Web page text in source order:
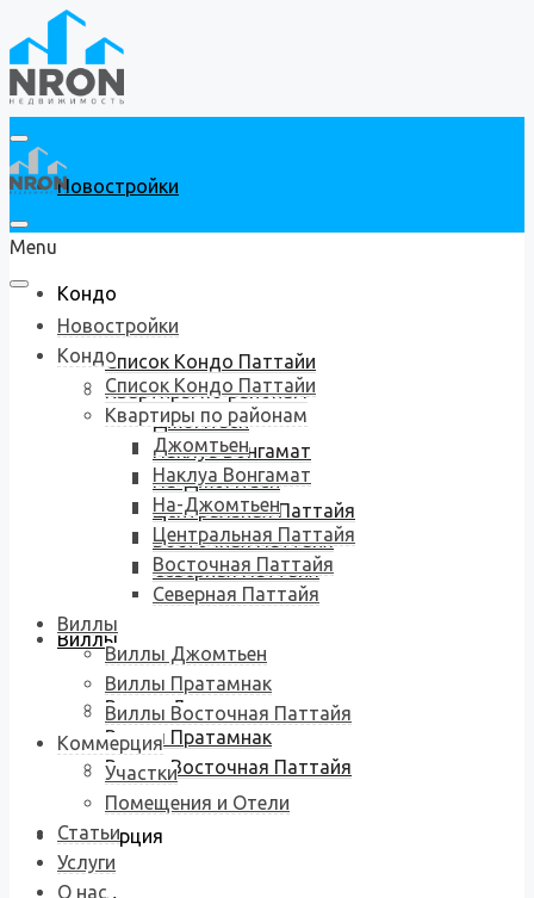
Новостройки
Кондо
Список Кондо Паттайи
Квартиры по районам
Джомтьен
Наклуа Вонгамат
На-Джомтьен
Центральная Паттайя
Восточная Паттайя
Северная Паттайя
Виллы
Виллы Джомтьен
Виллы Пратамнак
Виллы Восточная Паттайя
Коммерция
Menu
Новостройки
Кондо
Список Кондо Паттайи
Квартиры по районам
Джомтьен
Наклуа Вонгамат
На-Джомтьен
Центральная Паттайя
Восточная Паттайя
Северная Паттайя
Виллы
Виллы Джомтьен
Виллы Пратамнак
Виллы Восточная Паттайя
Коммерция
Участки
Помещения и Отели
Статьи
Услуги
О нас